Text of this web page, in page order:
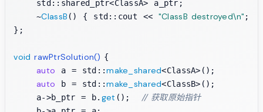
    std::shared_ptr<ClassA> a_ptr;
    ~
ClassB () { std::cout << "ClassB destroyed\n" ; }
};
void rawPtrSolution() {
auto a = std::make_shared<ClassA>();
auto b = std::make_shared<ClassB>();
    a->b_ptr = b.
get (); // 获取原始指针